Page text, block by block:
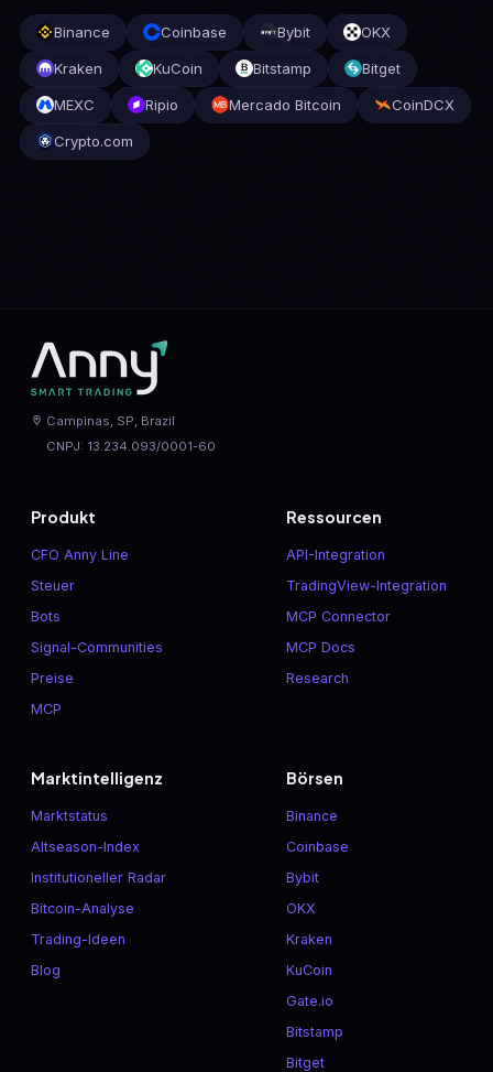
Binance Coinbase Bybit OKX
Kraken KuCoin Bitstamp Bitget
MEXC Ripio Mercado Bitcoin CoinDCX
Crypto.com
Campinas, SP, Brazil
CNPJ: 13.234.093/0001-60
Produkt
CFO Anny Line
Steuer
Bots
Signal-Communities
Preise
MCP
Ressourcen
API-Integration
TradingView-Integration
MCP Connector
MCP Docs
Research
Marktintelligenz
Marktstatus
Altseason-Index
Institutioneller Radar
Bitcoin-Analyse
Trading-Ideen
Blog
Börsen
Binance
Coinbase
Bybit
OKX
Kraken
KuCoin
Gate.io
Bitstamp
Bitget